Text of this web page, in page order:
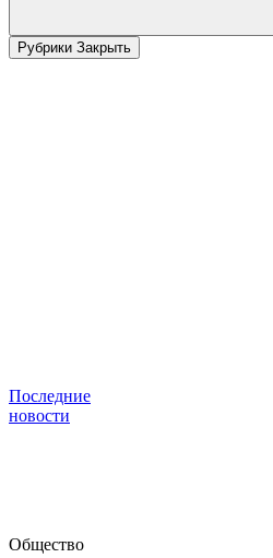
Рубрики Закрыть
Последние
новости
Общество